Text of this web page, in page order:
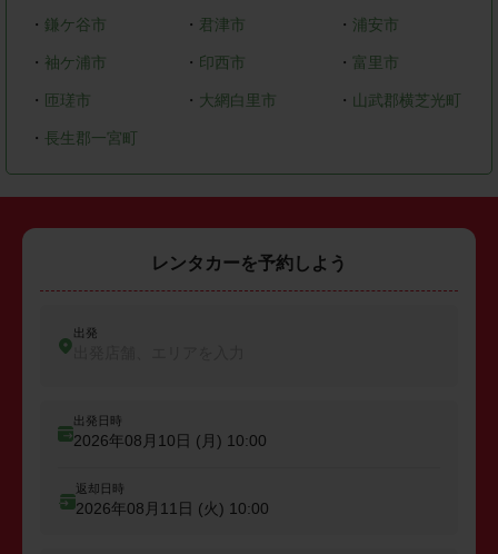
・ 鎌ケ谷市 ・ 君津市 ・ 浦安市
・ 袖ケ浦市 ・ 印西市 ・ 富里市
・ 匝瑳市 ・ 大網白里市 ・ 山武郡横芝光町
・ 長生郡一宮町
レンタカーを予約しよう
出発
出発日時
2026年08月10日 (月) 10:00
返却日時
2026年08月11日 (火) 10:00